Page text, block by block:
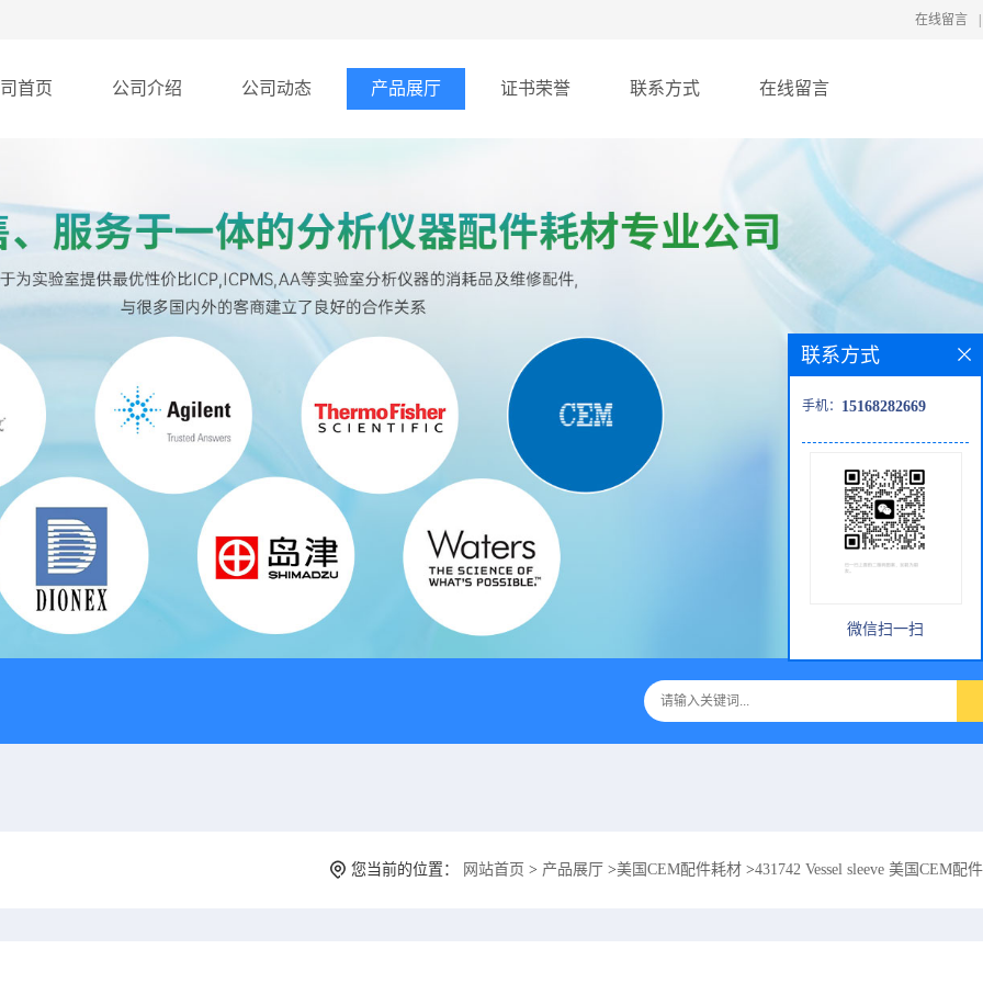
在线留言
首页 公司介绍 公司动态 产品展厅 证书荣誉 联系方式 在线留言
您当前的位置： 网站首页 > 产品展厅 >美国CEM配件耗材 >431742 Vessel sleeve 美国CEM配
联系方式
手机： 15168282669
微信扫一扫